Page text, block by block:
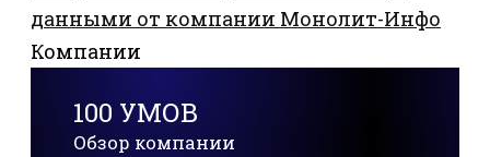
данными от компании Монолит-Инфо
Компании
100 УМОВ
Обзор компании